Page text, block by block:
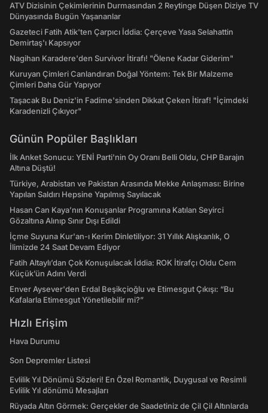
ATV Dizisinin Çekimlerinin Durmasından 2 Reytinge Düşen Diziye TV
Dünyasında Bugün Yaşananlar
Gazeteci Fatih Atik'ten Çarpıcı İddia: Çerçeve Yasa Selahattin
Demirtaş'ı Kapsıyor
Nagihan Karadere'den Survivor İtirafı! "Ölene Kadar Giderim"
Kuruyan Çimleri Canlandıran Doğal Yöntem: Tek Bir Malzeme
Çimleri Daha Gür Yapıyor
Taşacak Bu Deniz'in Fadime'sinden Dikkat Çeken İtiraf! "İçimdeki
Karadenizli Çıkıyor"
Günün Popüler Başlıkları
İlk Anket Sonucu: YENİ Parti'nin Oy Oranı Belli Oldu, CHP Barajın
Altına Düştü!
Türkiye, Arabistan ve Pakistan Arasında Mekke Anlaşması: Birine
Yapılan Saldırı Hepsine Yapılmış Sayılacak
Hasan Can Kaya’nın Konuşanlar Programına Katılan Seyirci
Gözaltına Alınıp Sınır Dışı Edildi
İçme Suyuna Kur'an-ı Kerim Dinletiliyor: 31 Yıllık Alışkanlık, O
İlimizde 24 Saat Devam Ediyor
Fatih Altaylı’dan Çok Konuşulacak İddia: ROK İtirafçı Oldu Cem
Küçük’ün Adını Verdi
Enver Aysever'den Erdal Beşikçioğlu ve Etimesgut Çıkışı: “Bu
Kafalarla Etimesgut Yönetilebilir mi?”
Hızlı Erişim
Hava Durumu
Son Depremler Listesi
Evlilik Yıl Dönümü Sözleri! En Özel Romantik, Duygusal ve Resimli
Evlilik Yıl dönümü Mesajları
Rüyada Altın Görmek: Gerçekler de Saadetiniz de Çil Çil Altınlarda